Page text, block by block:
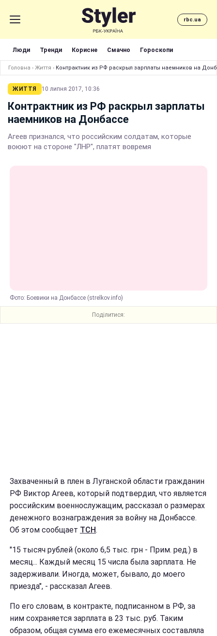
rbc.ua
Люди Тренди Корисне Смачно Гороскопи
Головна › Життя › Контрактник из РФ раскрыл зарплаты наемников на
ЖИТТЯ 10 липня 2017, 10:36
Контрактник из РФ раскрыл зарплаты
наемников на Донбассе
Агеев признался, что российским солдатам, которые
воюют на стороне "ЛНР", платят вовремя
Фото: Боевики на Донбассе (strelkov.info)
Поділитися:
Захваченный в плен в Луганской области гражданин
РФ Виктор Агеев, который подтвердил, что является
российским военнослужащим, рассказал о размерах
денежного вознаграждения за войну на Донбассе.
Об этом сообщает ТСН.
"15 тысяч рублей (около 6,5 тыс. грн - Прим. ред.) в
месяц... Каждый месяц 15 числа была зарплата. Не
задерживали. Иногда, может, бывало, до моего
приезда", - рассказал Агеев.
По его словам, в контракте, подписанном в РФ, за
ним сохраняется зарплата в 23 тыс. руб. Таким
образом, общая сумма его ежемесячных составляла